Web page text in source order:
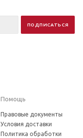
Помощь
Правовые документы
Условия доставки
Политика обработки